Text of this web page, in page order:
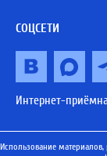
СОЦСЕТИ
Интернет-
Использование